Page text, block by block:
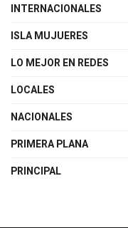
INTERNACIONALES
ISLA MUJUERES
LO MEJOR EN REDES
LOCALES
NACIONALES
PRIMERA PLANA
PRINCIPAL